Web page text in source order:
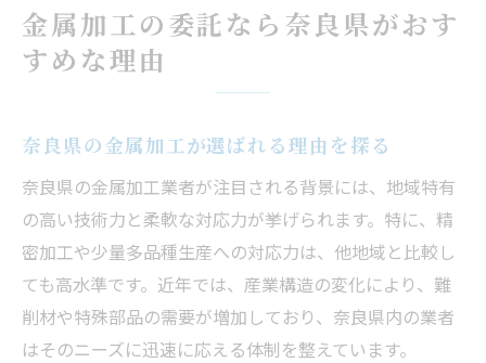
金属加工の委託なら奈良県がおす
すめな理由
奈良県の金属加工が選ばれる理由を探る
奈良県の金属加工業者が注目される背景には、地域特有
の高い技術力と柔軟な対応力が挙げられます。特に、精
密加工や少量多品種生産への対応力は、他地域と比較し
ても高水準です。近年では、産業構造の変化により、難
削材や特殊部品の需要が増加しており、奈良県内の業者
はそのニーズに迅速に応える体制を整えています。